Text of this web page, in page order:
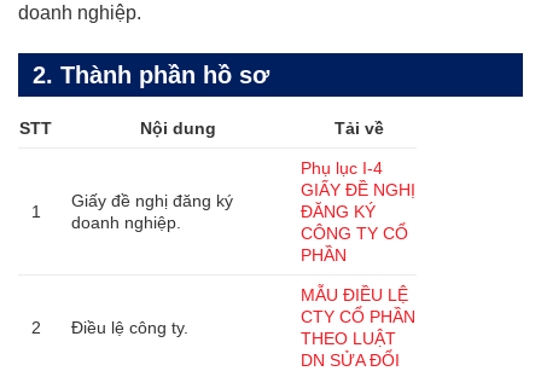
doanh nghiệp.
2. Thành phần hồ sơ
STT Nội dung Tải về
1
Giấy đề nghị đăng ký
doanh nghiệp.
Phụ lục I-4
GIẤY ĐỀ NGHỊ
ĐĂNG KÝ
CÔNG TY CỔ
PHẦN
2 Điều lệ công ty.
MẪU ĐIỀU LỆ
CTY CỔ PHẦN
THEO LUẬT
DN SỬA ĐỔI